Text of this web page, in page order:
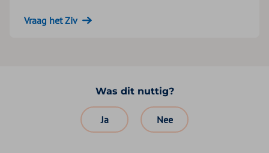
Vraag het Ziv
Was dit nuttig?
Ja Nee